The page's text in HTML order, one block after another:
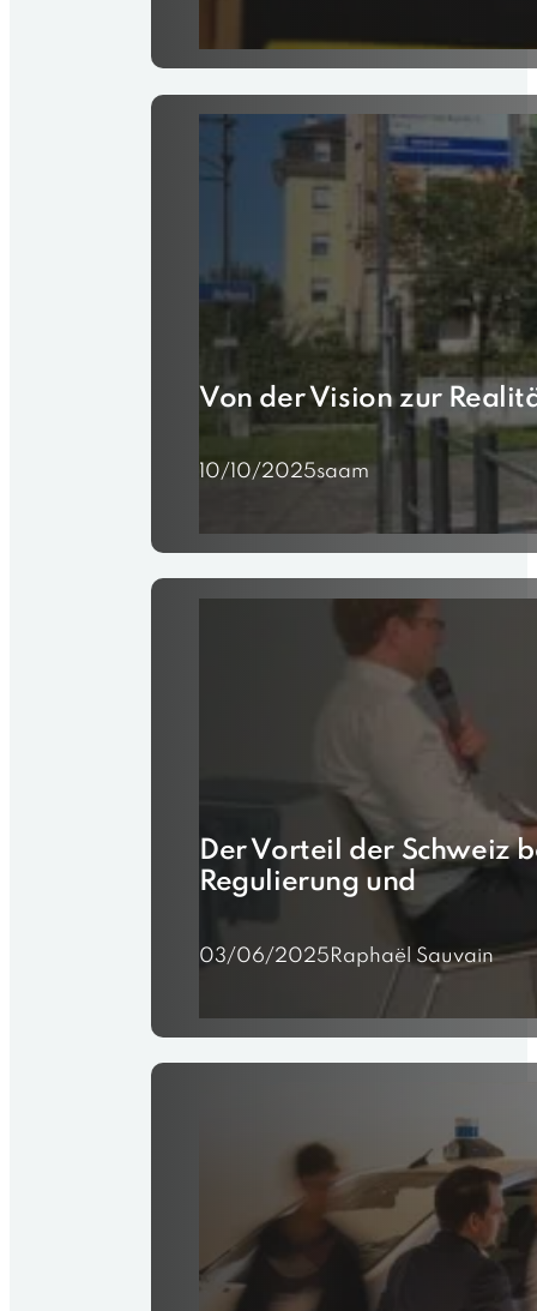
Von der Vision zur
10/10/2025saam
Der Vorteil der Schweiz
Regulierung und
03/06/2025 Raphaël Sauvain